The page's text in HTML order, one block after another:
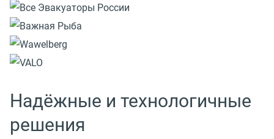
Надёжные и технологичные
решения